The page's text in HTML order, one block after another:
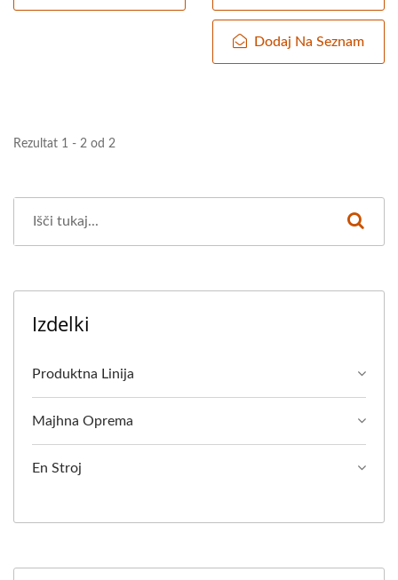
Dodaj Na Seznam
Rezultat 1 - 2 od 2
Izdelki
Produktna Linija
Majhna Oprema
En Stroj